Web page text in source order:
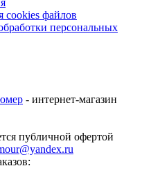
cookies файлов
персональных
- интернет-магазин
публичной офертой